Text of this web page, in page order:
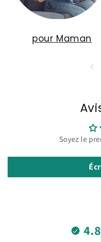
pour Maman
Soyez le
4.8